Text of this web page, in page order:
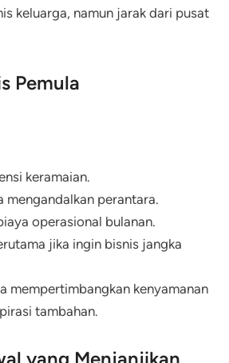
keluarga, namun jarak dari pusat
Pemula
keramaian.
mengandalkan perantara.
operasional bulanan.
jika ingin bisnis jangka
mempertimbangkan kenyamanan
tambahan.
yang Menjanjikan